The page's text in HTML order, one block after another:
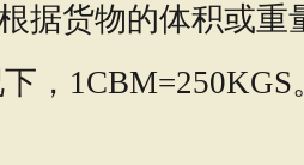
据货物的体积或
，